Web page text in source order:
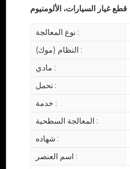
قطع غيار السيارات، الألومنيوم
نوع المعالجة :
النظام (موك) :
مادي :
تحمل :
خدمة :
المعالجة السطحية :
شهاده :
اسم العنصر :